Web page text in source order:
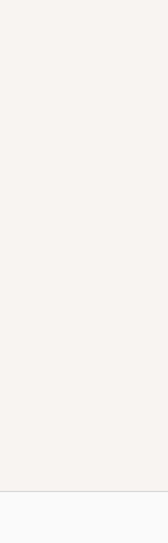
人娘子》你